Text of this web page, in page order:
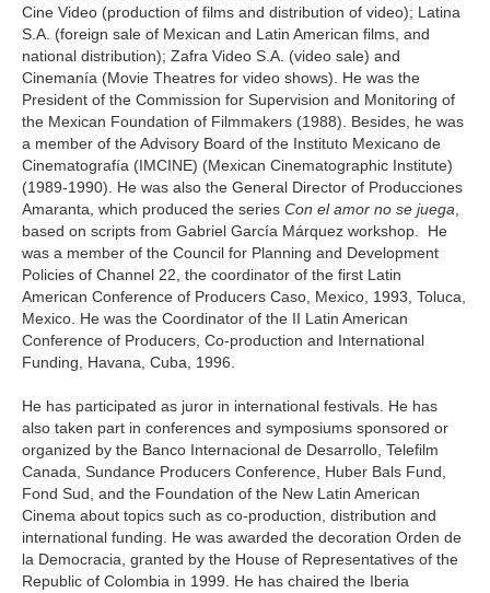
Cine Video (production of films and distribution of video); Latina
S.A. (foreign sale of Mexican and Latin American films, and
national distribution); Zafra Video S.A. (video sale) and
Cinemanía (Movie Theatres for video shows). He was the
President of the Commission for Supervision and Monitoring of
the Mexican Foundation of Filmmakers (1988). Besides, he was
a member of the Advisory Board of the Instituto Mexicano de
Cinematografía (IMCINE) (Mexican Cinematographic Institute)
(1989-1990). He was also the General Director of Producciones
Amaranta, which produced the series Con el amor no se juega
based on scripts from Gabriel García Márquez workshop. He
was a member of the Council for Planning and Development
Policies of Channel 22, the coordinator of the first Latin
American Conference of Producers Caso, Mexico, 1993, Toluca,
Mexico. He was the Coordinator of the II Latin American
Conference of Producers, Co-production and International
Funding, Havana, Cuba, 1996.
He has participated as juror in international festivals. He has
also taken part in conferences and symposiums sponsored or
organized by the Banco Internacional de Desarrollo, Telefilm
Canada, Sundance Producers Conference, Huber Bals Fund,
Fond Sud, and the Foundation of the New Latin American
Cinema about topics such as co-production, distribution and
international funding. He was awarded the decoration Orden de
la Democracia, granted by the House of Representatives of the
Republic of Colombia in 1999. He has chaired the Iberia